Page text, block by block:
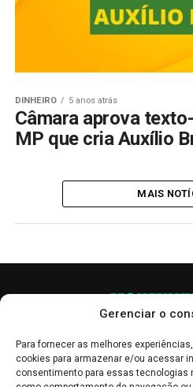
Gerenciar o
Para fornecer as melhores
cookies para armazenar e/ou acessar
consentimento para essas tecnologias
DINHEIRO 5 anos atrás
Câmara aprova
MP que cria Auxílio
MAIS